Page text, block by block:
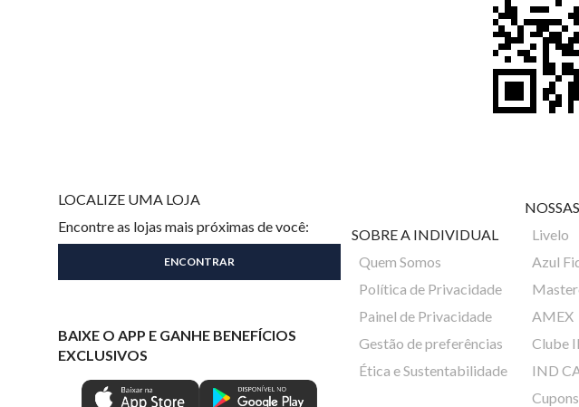
LOCALIZE UMA LOJA
Encontre as lojas mais próximas de você:
BAIXE O APP E GANHE BENEFÍCIOS
EXCLUSIVOS
SOBRE A INDIVIDUAL
Quem Somos
Política de Privacidade
Painel de Privacidade
Gestão de preferências
Ética e Sustentabilidade
Livelo
Azul
AMEX
Clube
IND